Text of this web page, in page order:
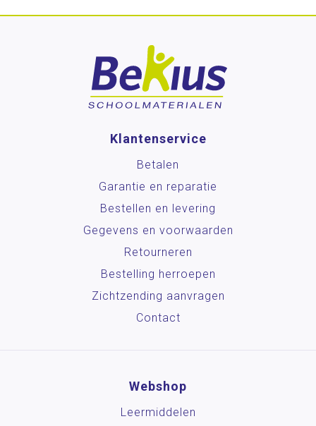
Klantenservice
Betalen
Garantie en reparatie
Bestellen en levering
Gegevens en voorwaarden
Retourneren
Bestelling herroepen
Zichtzending aanvragen
Contact
Webshop
Leermiddelen